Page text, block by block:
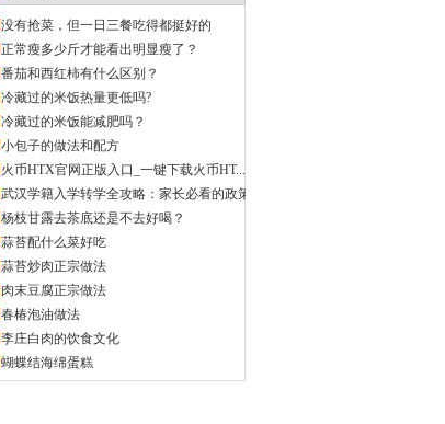
没有抢菜，但一日三餐吃得都挺好的
正常瘦多少斤才能看出明显瘦了？
番茄和西红柿有什么区别？
冷藏过的米饭热量更低吗?
冷藏过的米饭能减肥吗？
小包子的做法和配方
火币HTX官网正版入口_一键下载火币HT...
武汉学籍入学转学全攻略：家长必看的政策
解...
杨枝甘露去茶底还是不去好喝？
蒜苔配什么菜好吃
蒜苔炒肉正宗做法
肉末豆腐正宗做法
春椿泡油做法
李庄白肉的饮食文化
蝴蝶结海绵蛋糕